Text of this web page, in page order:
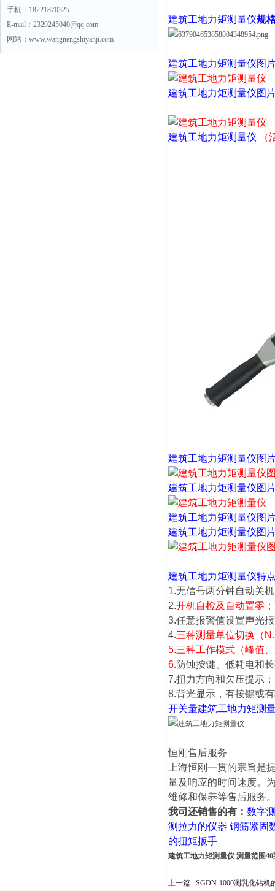
手机：18221870325
E-mail：2329245040@qq.com
网站：www.wangnengshiyanji.com
建筑工地力矩测量仪规
建筑工地力矩测量仪图
建筑工地力矩测量仪图
建筑工地力矩测量仪
建筑工地力矩测量仪图
建筑工地力矩测量仪图
建筑工地力矩测量仪图
建筑工地力矩测量仪图
建筑工地力矩测量仪特
1.无信号两分钟自动关
2.开机自检及自动置零；
3.任意报警值设置声光
4.三种测量单位切换（
5.三种工作模式（峰值
6.防蚀按键、低耗电和
7.扭力方向和欠压提示；
8.背光显示，有按键或
开关量建筑工地力矩测
恒刚售后服务
上海恒刚一贯的宗旨是
量及响应的时间速度。
维修和保养等售后服务
我司还销售的有： 数字
测拉力的仪器 钢筋紧固
的扭矩扳手
建筑工地力矩测量仪 测量范围40
上一篇 : SGDN-1000测乳化钻机